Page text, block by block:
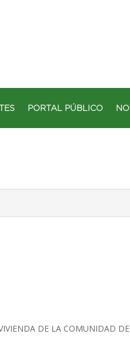
PORTAL PÚBLICO
DE LA COMUNIDAD